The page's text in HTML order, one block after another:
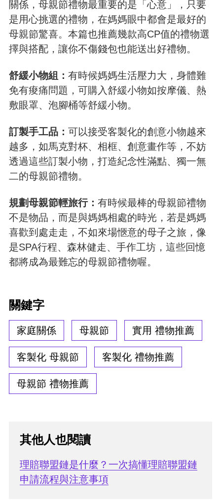
關係，母親節禮物最重要的是「心意」，只要
是用心挑選的禮物，在媽媽眼中都會是最好的
母親節驚喜。本篇也推薦幾款高CP值的禮物選
擇與搭配，讓你不傷錢包也能送出好禮物。
舒緩小物組： 有時候媽媽生活壓力大，身體難
免有痠痛問題，可購入舒緩小物如按摩儀、熱
敷眼罩、泡腳桶等舒緩小物。
訂製手工品： 可以接受客製化的創意小物越來
越多，如馬克對杯、相框、創意畫作等，不妨
透過這些訂製小物，打造紀念性滿點、獨一無
二的母親節禮物。
規劃母親節輕旅行： 有時候最棒的母親節禮物
不是物品，而是與媽媽相處的時光，若是媽媽
喜歡到處走走，不如來場愜意的母子之旅，像
是SPA行程、森林健走、手作工坊，這些回憶
都將成為最難忘的母親節禮物喔。
關鍵字
家庭關係 母親節 實用 禮物推薦
客製化 母親節 客製化 禮物推薦
母親節 禮物推薦
其他人也閱讀
理賠聯盟鏈是什麼？一次搞懂理賠聯盟鏈
申請流程與注意事項